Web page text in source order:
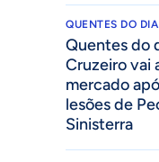
QUENTES DO DIA
Quentes do
Cruzeiro vai
mercado
lesões de
Sinisterra